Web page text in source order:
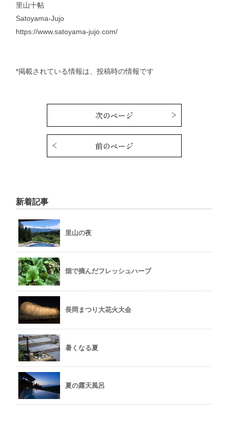
里山十帖
Satoyama-Jujo
https://www.satoyama-jujo.com/
*掲載されている情報は、投稿時の情報です
次のページ
前のページ
新着記事
里山の夜
畑で摘んだフレッシュハーブ
長岡まつり大花火大会
暑くなる夏
夏の露天風呂